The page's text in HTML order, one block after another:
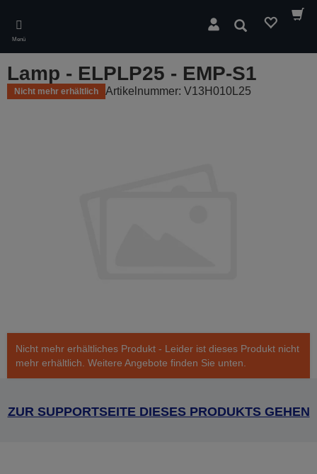
main
content
Menü
Suchen
Lamp - ELPLP25 - EMP-S1
Nicht mehr erhältlich Artikelnummer: V13H010L25
Nicht mehr erhältliches Produkt - Leider ist dieses Produkt nicht
mehr erhältlich. Weitere Angebote finden Sie unten.
ZUR SUPPORTSEITE DIESES PRODUKTS GEHEN